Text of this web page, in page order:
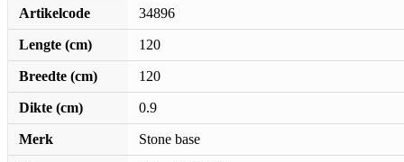
Artikelcode
34896
Lengte (cm) 120
Breedte (cm) 120
Dikte (cm) 0.9
Merk Stone base